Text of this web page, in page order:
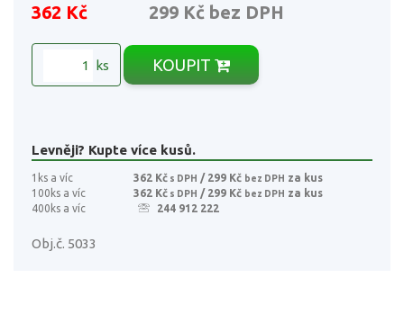
362 Kč 299 Kč bez DPH
ks KOUPIT
Levněji? Kupte více kusů.
1ks a víc 362 Kč s DPH / 299 Kč bez DPH za kus
100ks a víc
362 Kč s DPH / 299 Kč bez DPH za kus
400ks a víc
244 912 222
Obj.č. 5033